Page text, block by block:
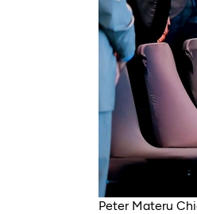
Peter Materu